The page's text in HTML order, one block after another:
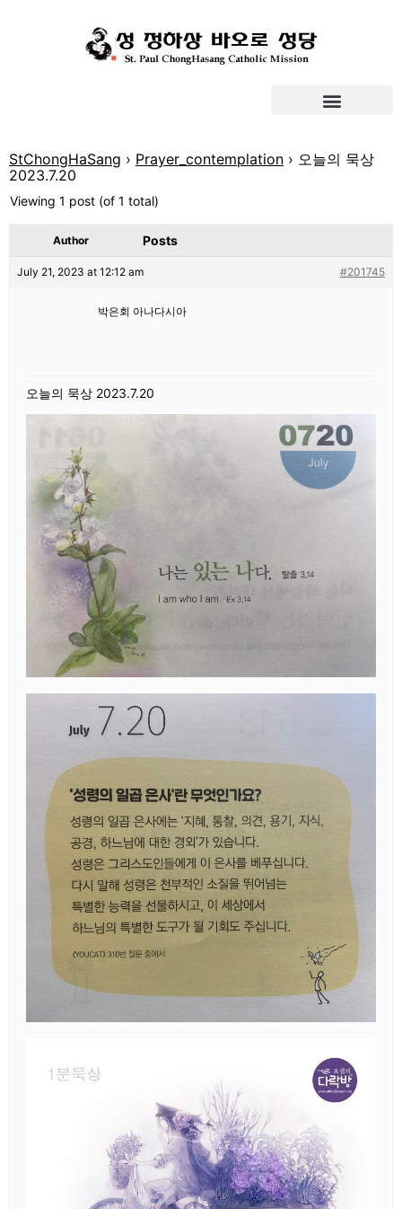
StChongHaSang › Prayer_contemplation › 오늘의 묵상
2023.7.20
Viewing 1 post (of 1 total)
Author Posts
July 21, 2023 at 12:12 am #201745
박은회 아나다시아
오늘의 묵상 2023.7.20